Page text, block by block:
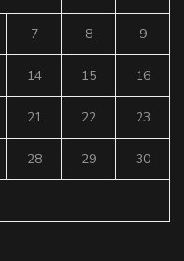
7 8 9
14 15 16
21 22 23
28 29 30